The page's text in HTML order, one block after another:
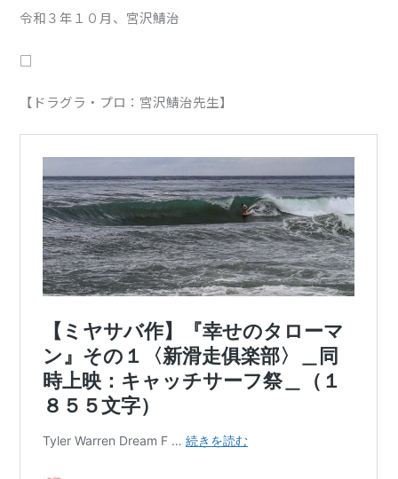
令和３年１０月、宮沢鯖治
□
【ドラグラ・プロ：宮沢鯖治先生】